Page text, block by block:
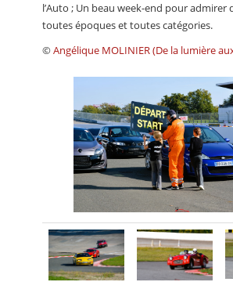
l’Auto ; Un beau week-end pour admirer
toutes époques et toutes catégories.
©Angélique MOLINIER (De la lumière